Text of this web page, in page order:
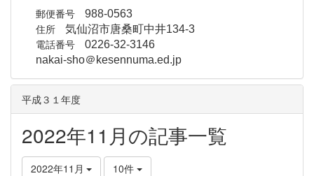
郵便番号 988-0563
住所 気仙沼市唐桑町中井134-3
電話番号 0226-32-3146
nakai-sho＠kesennuma.ed.jp
平成３１年度
2022年11月の記事一覧
2022年11月 10件